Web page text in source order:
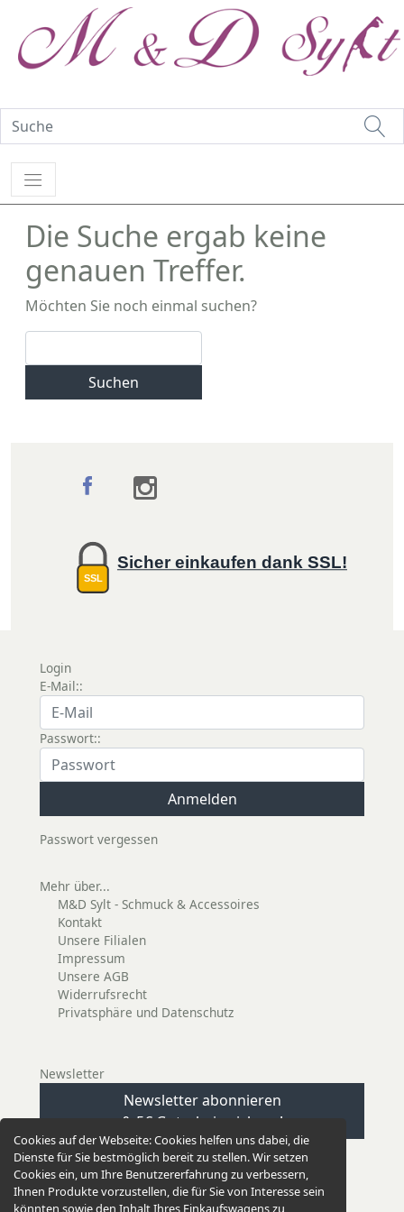
Cookies auf der Webseite:Cookies helfen uns dabei, die
Dienste für Sie bestmöglich bereit zu stellen. Wir setzen
Cookies ein, um Ihre Benutzererfahrung zu verbessern,
Ihnen Produkte vorzustellen, die für Sie von Interesse sein
Die Suche ergab keine
genauen Treffer.
Möchten Sie noch einmal suchen?
Suchen
SSL
Sicher einkaufen dank SSL!
Login
E-Mail::
Passwort::
Passwort vergessen
Mehr über...
M&D Sylt - Schmuck & Accessoires
Kontakt
Unsere Filialen
Impressum
Unsere AGB
Widerrufsrecht
Privatsphäre und Datenschutz
Newsletter
Newsletter abonnieren
& 5€ Gutschein sichern!